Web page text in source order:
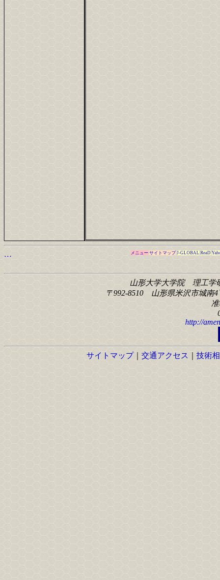
… メニュー サイトマップ J-GLOBAL ReaD
山形大学大学院 理工学
〒992-8510 山形県米沢市城南4
http://
サイトマップ｜ 交通アクセス 技術